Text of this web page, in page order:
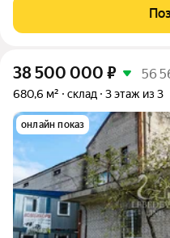
комплекса или
продаже промышленный
38 500 000 ₽ 56
680,6 м² склад 3 этаж из 3
онлайн показ